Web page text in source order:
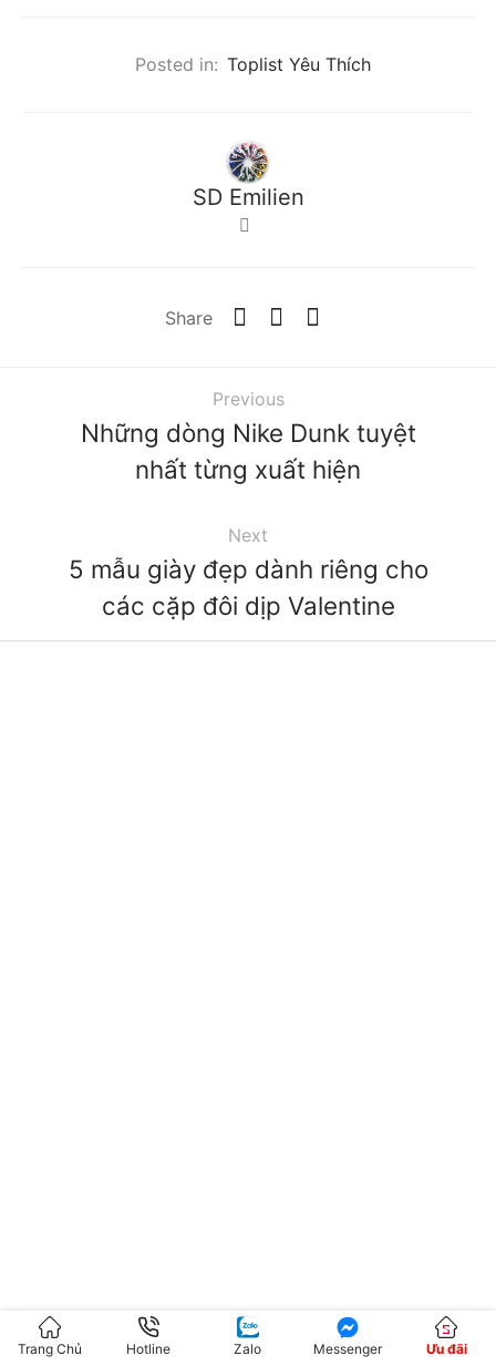
Posted in: Toplist Yêu Thích
SD Emilien
Share
Previous
Những dòng Nike Dunk tuyệt
nhất từng xuất hiện
Next
5 mẫu giày đẹp dành riêng cho
các cặp đôi dịp Valentine
Trang Chủ Hotline Zalo Messenger Ưu đãi